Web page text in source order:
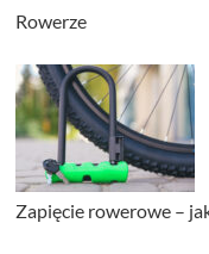
Rowerze
Zapięcie rowerowe –